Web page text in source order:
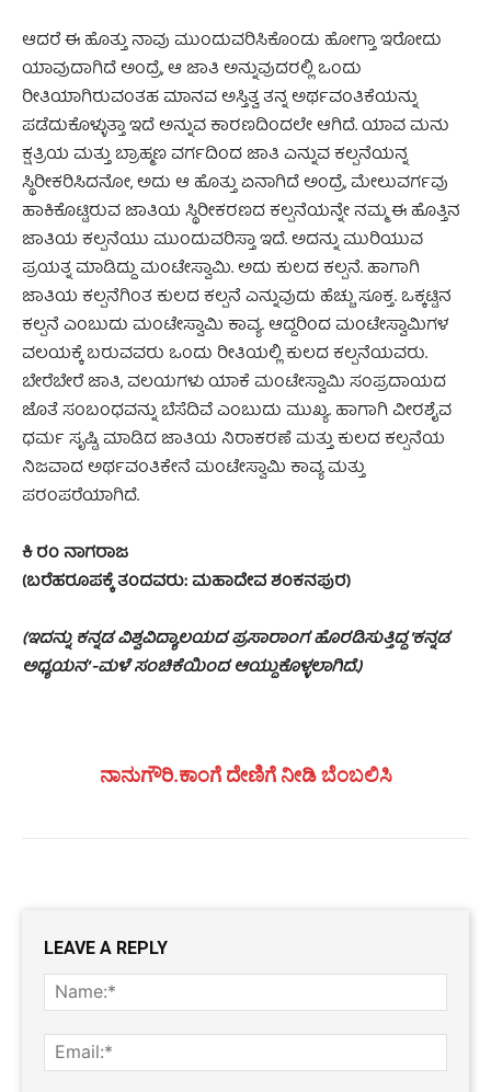
ಆದರೆ ಈ ಹೊತ್ತು ನಾವು ಮುಂದುವರಿಸಿಕೊಂಡು ಹೋಗ್ತಾ ಇರೋದು
ಯಾವುದಾಗಿದೆ ಅಂದ್ರೆ, ಆ ಜಾತಿ ಅನ್ನುವುದರಲ್ಲಿ ಒಂದು
ರೀತಿಯಾಗಿರುವಂತಹ ಮಾನವ ಅಸ್ತಿತ್ವ ತನ್ನ ಅರ್ಥವಂತಿಕೆಯನ್ನು
ಪಡೆದುಕೊಳ್ಳುತ್ತಾ ಇದೆ ಅನ್ನುವ ಕಾರಣದಿಂದಲೇ ಆಗಿದೆ. ಯಾವ ಮನು
ಕ್ಷತ್ರಿಯ ಮತ್ತು ಬ್ರಾಹ್ಮಣ ವರ್ಗದಿಂದ ಜಾತಿ ಎನ್ನುವ ಕಲ್ಪನೆಯನ್ನ
ಸ್ಥಿರೀಕರಿಸಿದನೋ, ಅದು ಆ ಹೊತ್ತು ಏನಾಗಿದೆ ಅಂದ್ರೆ, ಮೇಲುವರ್ಗವು
ಹಾಕಿಕೊಟ್ಟಿರುವ ಜಾತಿಯ ಸ್ಥಿರೀಕರಣದ ಕಲ್ಪನೆಯನ್ನೇ ನಮ್ಮ ಈ ಹೊತ್ತಿನ
ಜಾತಿಯ ಕಲ್ಪನೆಯು ಮುಂದುವರಿಸ್ತಾ ಇದೆ. ಅದನ್ನು ಮುರಿಯುವ
ಪ್ರಯತ್ನ ಮಾಡಿದ್ದು ಮಂಟೇಸ್ವಾಮಿ. ಅದು ಕುಲದ ಕಲ್ಪನೆ. ಹಾಗಾಗಿ
ಜಾತಿಯ ಕಲ್ಪನೆಗಿಂತ ಕುಲದ ಕಲ್ಪನೆ ಎನ್ನುವುದು ಹೆಚ್ಚು ಸೂಕ್ತ. ಒಕ್ಕಟ್ಟಿನ
ಕಲ್ಪನೆ ಎಂಬುದು ಮಂಟೇಸ್ವಾಮಿ ಕಾವ್ಯ. ಆದ್ದರಿಂದ ಮಂಟೇಸ್ವಾಮಿಗಳ
ವಲಯಕ್ಕೆ ಬರುವವರು ಒಂದು ರೀತಿಯಲ್ಲಿ ಕುಲದ ಕಲ್ಪನೆಯವರು.
ಬೇರೆಬೇರೆ ಜಾತಿ, ವಲಯಗಳು ಯಾಕೆ ಮಂಟೇಸ್ವಾಮಿ ಸಂಪ್ರದಾಯದ
ಜೊತೆ ಸಂಬಂಧವನ್ನು ಬೆಸೆದಿವೆ ಎಂಬುದು ಮುಖ್ಯ. ಹಾಗಾಗಿ ವೀರಶೈವ
ಧರ್ಮ ಸೃಷ್ಟಿ ಮಾಡಿದ ಜಾತಿಯ ನಿರಾಕರಣೆ ಮತ್ತು ಕುಲದ ಕಲ್ಪನೆಯ
ನಿಜವಾದ ಅರ್ಥವಂತಿಕೇನೆ ಮಂಟೇಸ್ವಾಮಿ ಕಾವ್ಯ ಮತ್ತು
ಪರಂಪರೆಯಾಗಿದೆ.
ಕಿ ರಂ ನಾಗರಾಜ
(ಬರೆಹರೂಪಕ್ಕೆ ತಂದವರು: ಮಹಾದೇವ ಶಂಕನಪುರ)
(ಇದನ್ನು ಕನ್ನಡ ವಿಶ್ವವಿದ್ಯಾಲಯದ ಪ್ರಸಾರಾಂಗ ಹೊರಡಿಸುತ್ತಿದ್ದ ’ಕನ್ನಡ
ಅಧ್ಯಯನ’ -ಮಳೆ ಸಂಚಿಕೆಯಿಂದ ಆಯ್ದುಕೊಳ್ಳಲಾಗಿದೆ.)
ನಾನುಗೌರಿ.ಕಾಂಗೆ ದೇಣಿಗೆ ನೀಡಿ ಬೆಂಬಲಿಸಿ
LEAVE A REPLY